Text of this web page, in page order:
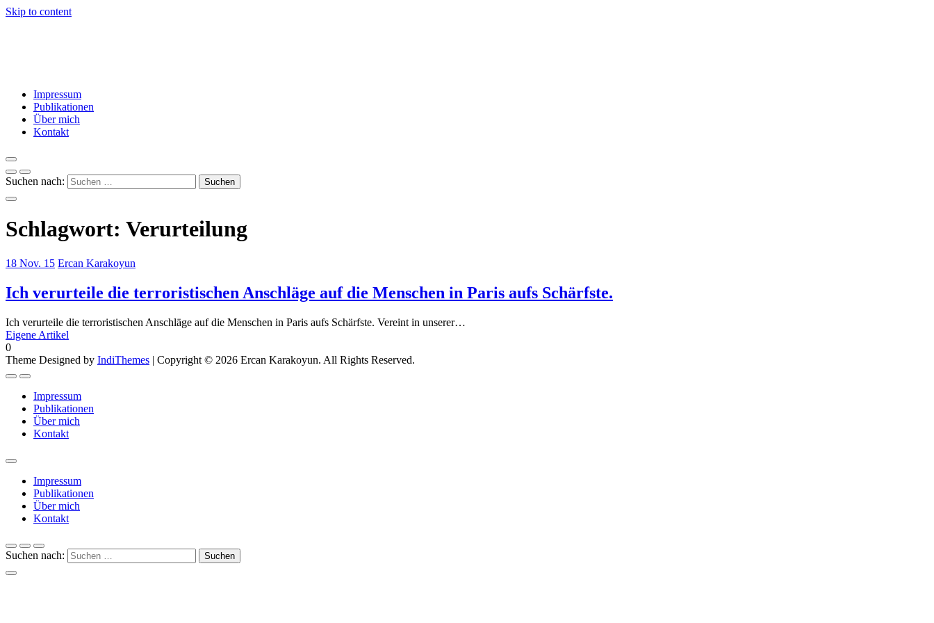
Skip to content
Impressum
Publikationen
Über mich
Kontakt
Suchen nach:
Schlagwort: Verurteilung
18 Nov. 15 Ercan Karakoyun
Ich verurteile die terroristischen Anschläge auf die Menschen in Paris aufs Schärfste.
Ich verurteile die terroristischen Anschläge auf die Menschen in Paris aufs Schärfste. Vereint in unserer…
Eigene Artikel
0
Theme Designed by IndiThemes | Copyright © 2026 Ercan Karakoyun. All Rights Reserved.
Impressum
Publikationen
Über mich
Kontakt
Impressum
Publikationen
Über mich
Kontakt
Suchen nach: